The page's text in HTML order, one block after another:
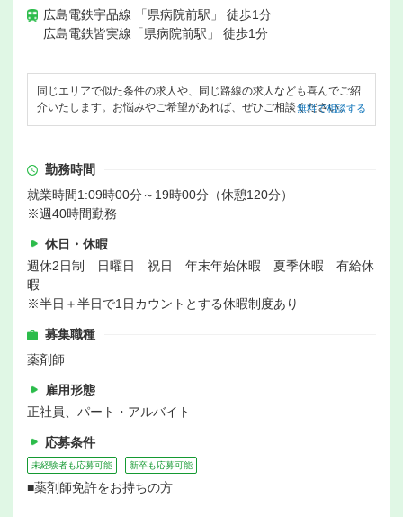
広島電鉄宇品線 「県病院前駅」 徒歩1分
広島電鉄皆実線「県病院前駅」 徒歩1分
同じエリアで似た条件の求人や、同じ路線の求人なども喜んでご紹
介いたします。お悩みやご希望があれば、ぜひご相談ください。
無料で相談する
勤務時間
就業時間1:09時00分～19時00分（休憩120分）
※週40時間勤務
休日・休暇
週休2日制 日曜日 祝日 年末年始休暇 夏季休暇 有給休
暇
※半日＋半日で1日カウントとする休暇制度あり
募集職種
薬剤師
雇用形態
正社員、パート・アルバイト
応募条件
未経験者も応募可能 新卒も応募可能
■薬剤師免許をお持ちの方